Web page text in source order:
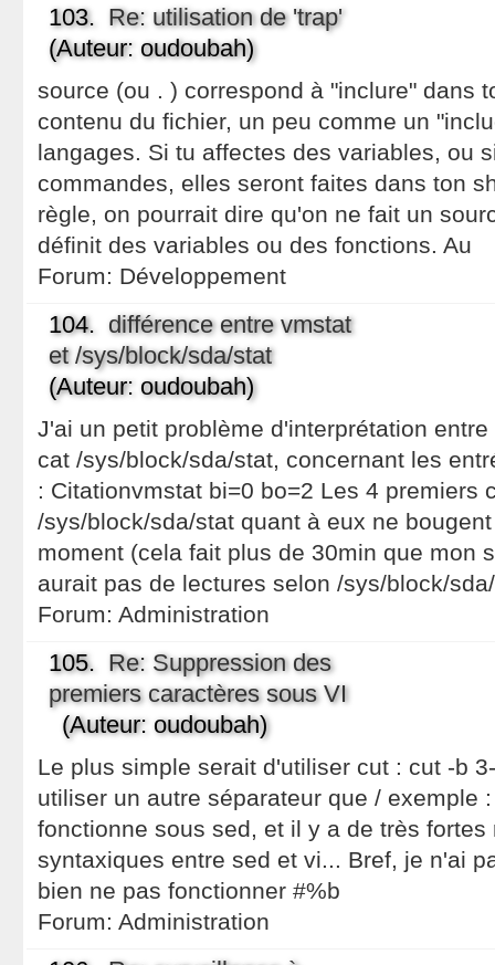
103. Re: utilisation de 'trap'
(Auteur: oudoubah)
source (ou . ) correspond à "inclure" dans
contenu du fichier, un peu comme un
langages. Si tu affectes des variables, ou
commandes, elles seront faites dans ton
règle, on pourrait dire qu'on ne fait un
définit des variables ou des fonctions. Au
Forum: Développement
104. différence entre vmstat
et /sys/block/sda/stat
(Auteur: oudoubah)
J'ai un petit problème d'interprétation
cat /sys/block/sda/stat, concernant les
: Citationvmstat bi=0 bo=2 Les 4 premiers
/sys/block/sda/stat quant à eux ne
moment (cela fait plus de 30min que mon
aurait pas de lectures selon /sys/block/
Forum: Administration
105. Re: Suppression des
premiers caractères sous VI
(Auteur: oudoubah)
Le plus simple serait d'utiliser cut : cut -b
utiliser un autre séparateur que / exemple
fonctionne sous sed, et il y a de très fortes
syntaxiques entre sed et vi... Bref, je n'ai
bien ne pas fonctionner #%b
Forum: Administration